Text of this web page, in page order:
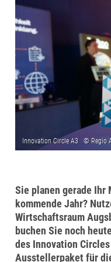
Sie planen gerade
kommende Jahr?
Wirtschaftsraum
buchen Sie noch
des Innovation
Ausstellerpaket für